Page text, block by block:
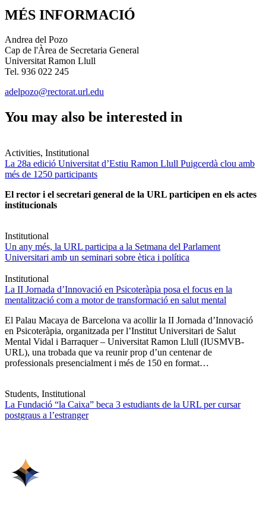
MÉS INFORMACIÓ
Andrea del Pozo
Cap de l'Àrea de Secretaria General
Universitat Ramon Llull
Tel. 936 022 245
adelpozo@rectorat.url.edu
You may also be interested in
Activities, Institutional
La 28a edició Universitat d’Estiu Ramon Llull Puigcerdà clou amb
més de 1250 participants
El rector i el secretari general de la URL participen en els actes
institucionals
Institutional
Un any més, la URL participa a la Setmana del Parlament
Universitari amb un seminari sobre ètica i política
Institutional
La II Jornada d’Innovació en Psicoteràpia posa el focus en la
mentalització com a motor de transformació en salut mental
El Palau Macaya de Barcelona va acollir la II Jornada d’Innovació
en Psicoteràpia, organitzada per l’Institut Universitari de Salut
Mental Vidal i Barraquer – Universitat Ramon Llull (IUSMVB-
URL), una trobada que va reunir prop d’un centenar de
professionals presencialment i més de 150 en format…
Students, Institutional
La Fundació “la Caixa” beca 3 estudiants de la URL per cursar
postgraus a l’estranger